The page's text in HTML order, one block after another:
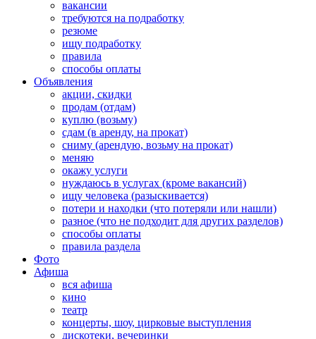
вакансии
требуются на подработку
резюме
ищу подработку
правила
способы оплаты
Объявления
акции, скидки
продам (отдам)
куплю (возьму)
сдам (в аренду, на прокат)
сниму (арендую, возьму на прокат)
меняю
окажу услуги
нуждаюсь в услугах (кроме вакансий)
ищу человека (разыскивается)
потери и находки (что потеряли или нашли)
разное (что не подходит для других разделов)
способы оплаты
правила раздела
Фото
Афиша
вся афиша
кино
театр
концерты, шоу, цирковые выступления
дискотеки, вечеринки